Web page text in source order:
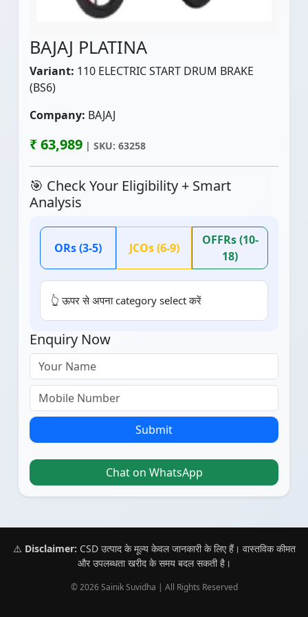
BAJAJ PLATINA
Variant: 110 ELECTRIC START DRUM BRAKE
(BS6)
Company: BAJAJ
₹ 63,989 | SKU: 63258
🎯 Check Your Eligibility + Smart
Analysis
ORs (3-5) JCOs (6-9)
OFFRs (10-
18)
👆 ऊपर से अपना category select करें
Enquiry Now
Submit
Chat on WhatsApp
⚠️ Disclaimer: CSD उत्पाद के मूल्य केवल जानकारी के लिए हैं। वास्तविक कीमत
और उपलब्धता खरीद के समय बदल सकती है।
© 2026 Sainik Suvidha | All Rights Reserved